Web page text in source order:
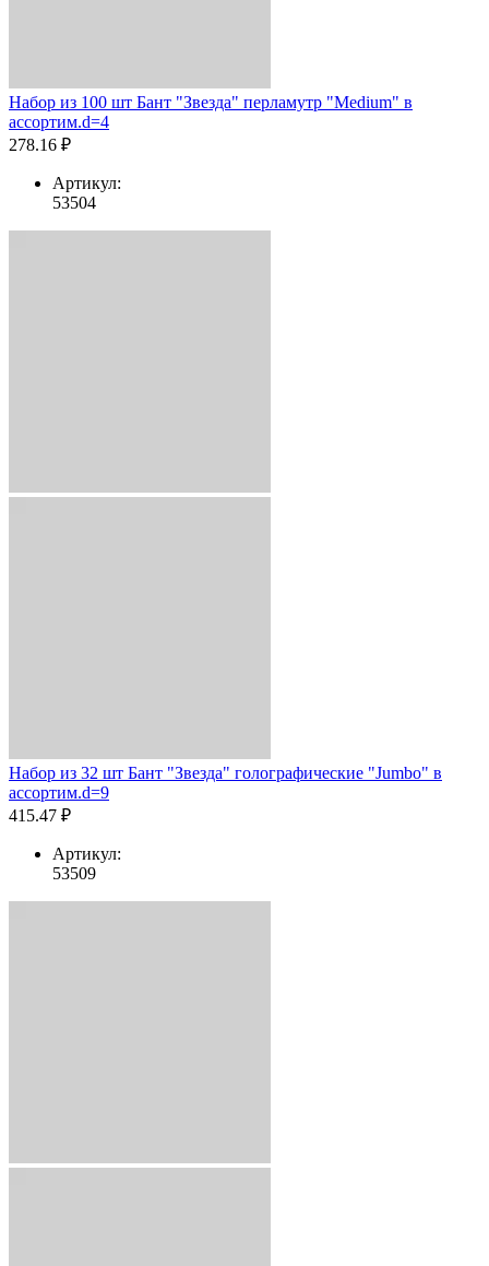
Набор из 100 шт Бант "Звезда" перламутр "Medium" в
ассортим.d=4
278.16 ₽
Артикул:
53504
Набор из 32 шт Бант "Звезда" голографические "Jumbo" в
ассортим.d=9
415.47 ₽
Артикул:
53509